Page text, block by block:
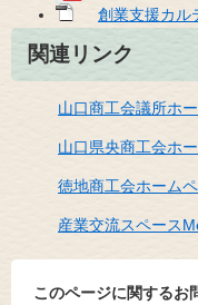
創業支援カル
関連リンク
山口商工会議所ホ
山口県央商工会ホ
徳地商工会ホーム
産業交流スペース
このページに関するお